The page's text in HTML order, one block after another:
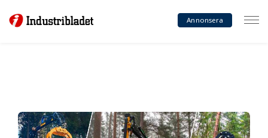
Annonsera